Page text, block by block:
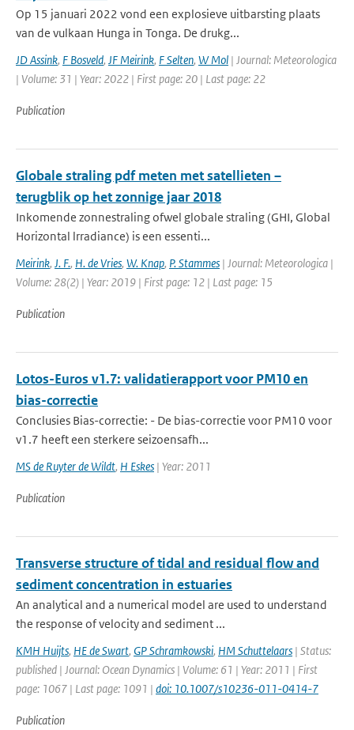
Op 15 januari 2022 vond een explosieve uitbarsting plaats
van de vulkaan Hunga in Tonga. De drukg...
JD Assink, F Bosveld, JF Meirink, F Selten, W Mol | Journal: Meteorologica
| Volume: 31 | Year: 2022 | First page: 20 | Last page: 22
Publication
Globale straling pdf meten met satellieten –
terugblik op het zonnige jaar 2018
Inkomende zonnestraling ofwel globale straling (GHI, Global
Horizontal lrradiance) is een essenti...
Meirink, J. F., H. de Vries, W. Knap, P. Stammes | Journal: Meteorologica |
Volume: 28(2) | Year: 2019 | First page: 12 | Last page: 15
Publication
Lotos-Euros v1.7: validatierapport voor PM10 en
bias-correctie
Conclusies Bias-correctie: - De bias-correctie voor PM10 voor
v1.7 heeft een sterkere seizoensafh...
MS de Ruyter de Wildt, H Eskes | Year: 2011
Publication
Transverse structure of tidal and residual flow and
sediment concentration in estuaries
An analytical and a numerical model are used to understand
the response of velocity and sediment ...
KMH Huijts, HE de Swart, GP Schramkowski, HM Schuttelaars | Status:
published | Journal: Ocean Dynamics | Volume: 61 | Year: 2011 | First
page: 1067 | Last page: 1091 | doi: 10.1007/s10236-011-0414-7
Publication